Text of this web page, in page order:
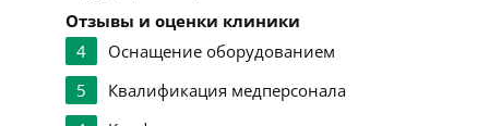
Отзывы и оценки клиники
4
Оснащение оборудованием
5
Квалификация медперсонала